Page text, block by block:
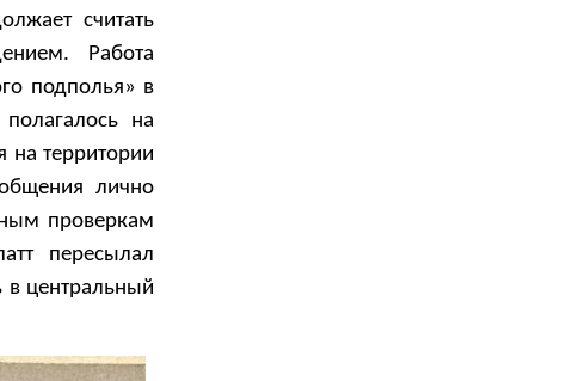
считать
Работа
подполья» в
на
территории
лично
проверкам
пересылал
в центральный